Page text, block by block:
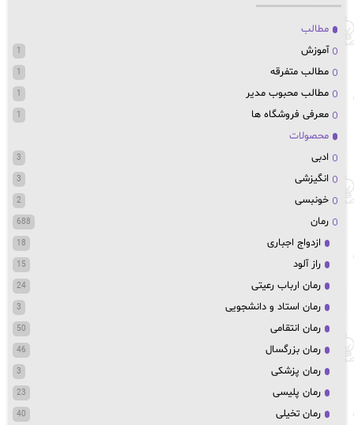
مطالب
آموزش
1
مطالب متفرقه 1
مطالب محبوب مدیر 1
معرفی فروشگاه ها 1
محصولات
ادبی
3
انگیزشی 3
خونبسی 2
رمان 688
ازدواج اجباری 18
راز آلود 15
رمان ارباب رعیتی 24
رمان استاد و دانشجویی 3
رمان انتقامی 50
رمان بزرگسال 46
رمان پزشکی 3
رمان پلیسی 23
رمان تخیلی 40